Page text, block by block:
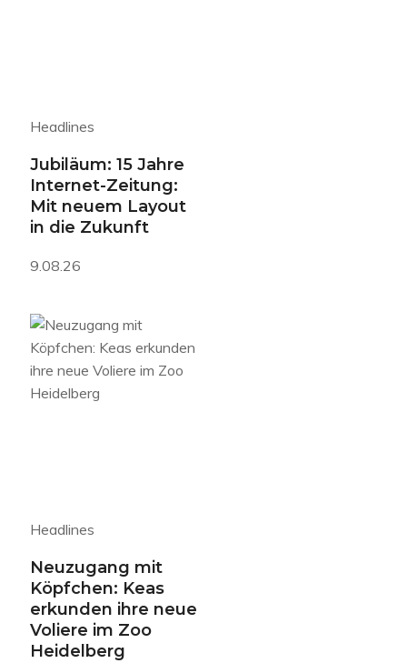
Headlines
Jubiläum: 15 Jahre
Internet-Zeitung:
Mit neuem Layout
in die Zukunft
9.08.26
Headlines
Neuzugang mit
Köpfchen: Keas
erkunden ihre neue
Voliere im Zoo
Heidelberg